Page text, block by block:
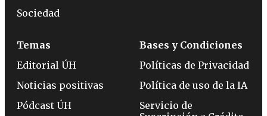
Sociedad
Temas
Editorial ÚH
Noticias positivas
Pódcast ÚH
Bases y Condiciones
Políticas de Privacidad
Política de uso de la IA
Servicio de